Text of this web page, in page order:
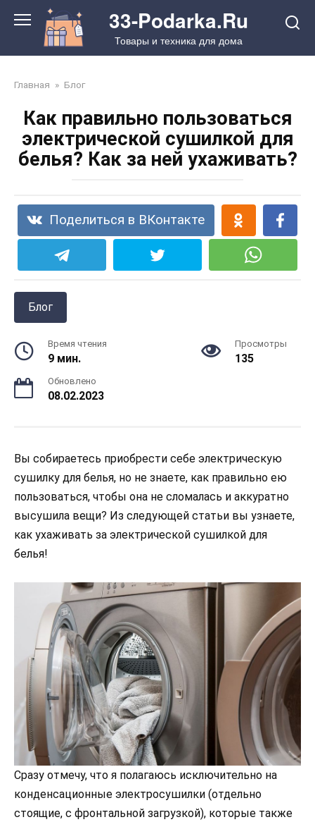
контенту
33-Podarka.Ru
Товары и техника для дома
Главная » Блог
Как правильно пользоваться
электрической сушилкой для
белья? Как за ней ухаживать?
Поделиться в ВКонтакте
Блог
Время чтения
9 мин.
Просмотры
135
Обновлено
08.02.2023
Вы собираетесь приобрести себе электрическую
сушилку для белья, но не знаете, как правильно ею
пользоваться, чтобы она не сломалась и аккуратно
высушила вещи? Из следующей статьи вы узнаете,
как ухаживать за электрической сушилкой для
белья!
Сразу отмечу, что я полагаюсь исключительно на
конденсационные электросушилки (отдельно
стоящие, с фронтальной загрузкой), которые также